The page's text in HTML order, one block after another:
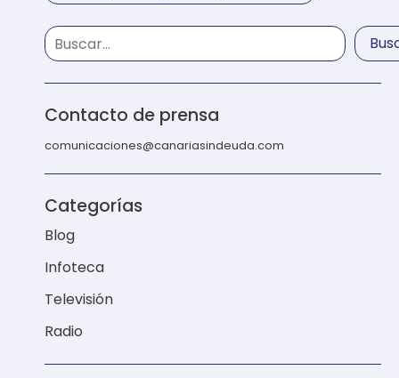
Contacto de prensa
comunicaciones@canariasindeuda.com
Categorías
Blog
Infoteca
Televisión
Radio